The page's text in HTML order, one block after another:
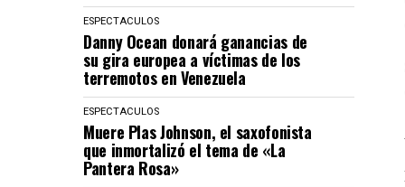
ESPECTACULOS
Danny Ocean donará ganancias de
su gira europea a víctimas de los
terremotos en Venezuela
ESPECTACULOS
Muere Plas Johnson, el saxofonista
que inmortalizó el tema de «La
Pantera Rosa»